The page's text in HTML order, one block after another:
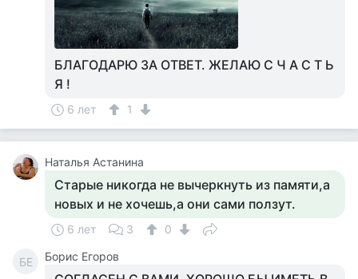
БЛАГОДАРЮ ЗА ОТВЕТ. ЖЕЛАЮ С Ч А С Т Ь
Я !
6 лет 1
Наталья Астанина
Старые никогда не вычеркнуть из памяти,а
новых и не хочешь,а они сами ползут.
6 лет 3 0
БЕ Борис Егоров